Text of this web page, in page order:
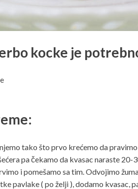
kocke je
tako što prvo krećemo da
pa čekamo da kvasac naraste 20-
i pomešamo sa tim. Odvojimo
pavlake ( po želji ), dodamo kvasac,